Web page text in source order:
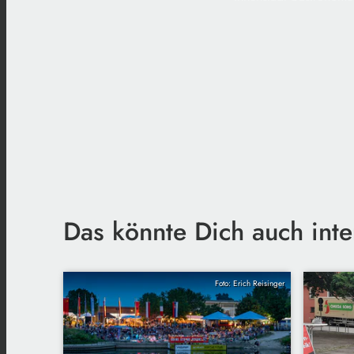
Das könnte Dich auch
Foto: Erich Reisinger